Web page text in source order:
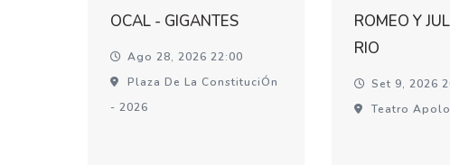
OCAL - GIGANTES
Ago 28, 2026 22:00
Plaza De La ConstituciÓn
- 2026
ROMEO Y
RIO
Set 9, 2026
Teatro